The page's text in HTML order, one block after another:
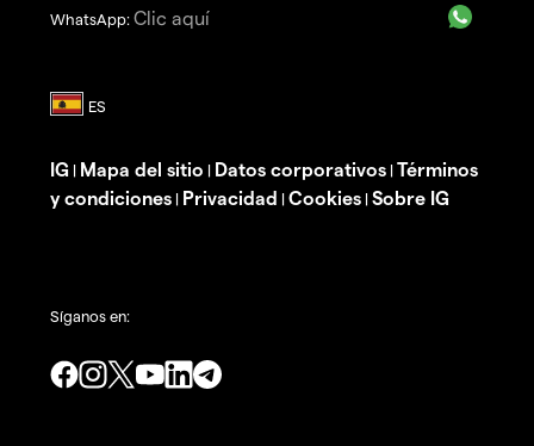
WhatsApp: Clic aquí
IG | Mapa del sitio | Datos corporativos | Términos
y condiciones | Privacidad | Cookies | Sobre IG
Síganos en: